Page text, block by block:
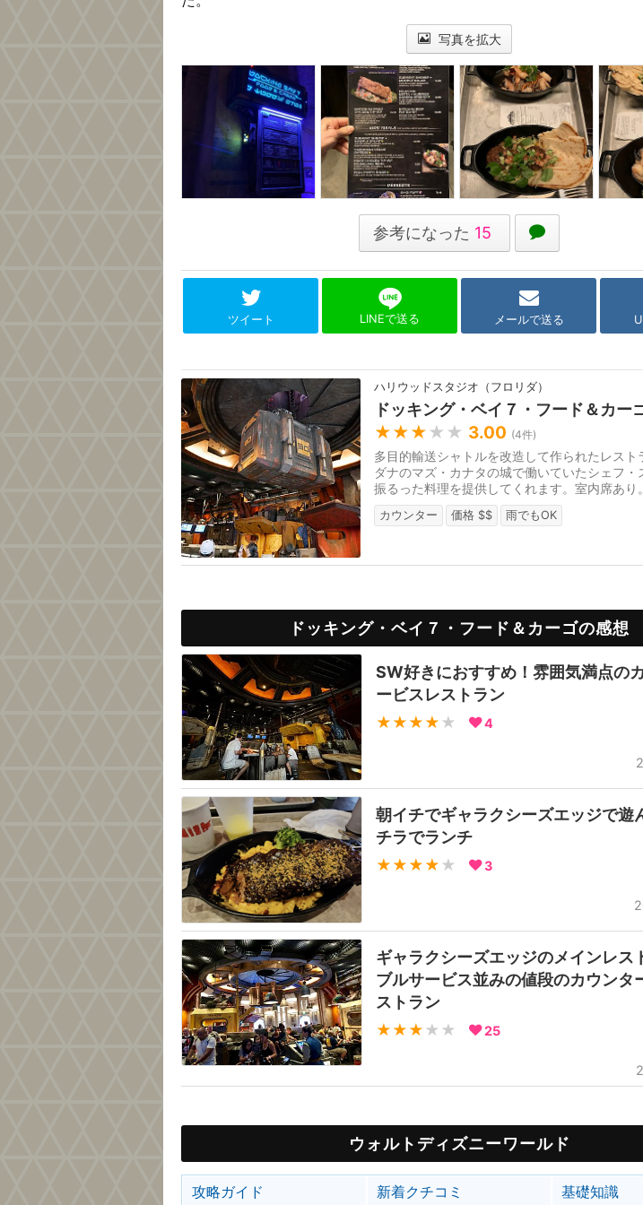
写真を拡大
参考になった 15
ツイート LINEで送る メールで送る
ハリウッドスタジオ（フロリダ）
ドッキング・ベイ７・フード＆カー
★★★ ★★ 3.00 (4件)
多目的輸送シャトルを改造して作られたレスト
ダナのマズ・カナタの城で働いていたシェフ・
振るった料理を提供してくれます。室内席あ
日オープン。
カウンター 価格 $$ 雨でもOK
ドッキング・ベイ７・フード＆カーゴの感想
SW好きにおすすめ！雰囲気満点の
ービスレストラン
★★★★ ★ 4
朝イチでギャラクシーズエッジで遊
チラでランチ
★★★★ ★ 3
ギャラクシーズエッジのメインレス
ブルサービス並みの値段のカウンタ
ストラン
★★★ ★★ 25
ウォルトディズニーワールド
攻略ガイド 新着クチコミ 基礎知識